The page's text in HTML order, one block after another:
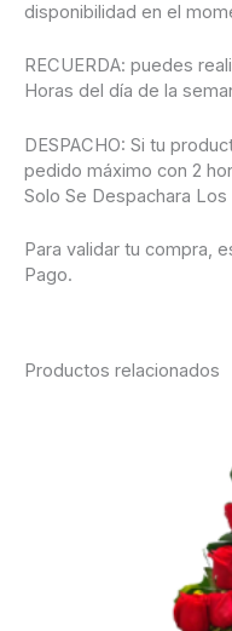
disponibilidad en el
RECUERDA: puedes
Horas del día de la
DESPACHO: Si tu
pedido máximo con 2
Solo Se Despachara
Para validar tu compra,
Pago.
Productos relacionados